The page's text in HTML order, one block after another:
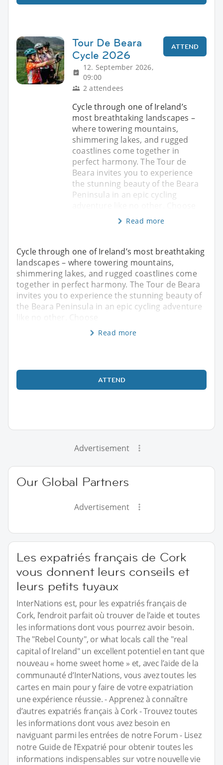
Tour De Beara
Cycle 2026
12. September 2026,
09:00
2 attendees
ATTEND
Cycle through one of Ireland’s
most breathtaking landscapes –
where towering mountains,
shimmering lakes, and rugged
coastlines come together in
perfect harmony. The Tour de
Beara invites you to experience
the stunning beauty of the Beara
Peninsula in an epic cycling
Read more
Cycle through one of Ireland’s most breathtaking
landscapes – where towering mountains,
shimmering lakes, and rugged coastlines come
together in perfect harmony. The Tour de Beara
invites you to experience the stunning beauty of
the Beara Peninsula in an epic cycling adventure
Read more
ATTEND
Advertisement
Our Global Partners
Advertisement
Les expatriés français de Cork
vous donnent leurs conseils et
leurs petits tuyaux
InterNations est, pour les expatriés français de
Cork, l’endroit parfait où trouver de l’aide et toutes
les informations dont vous pourrez avoir besoin.
The "Rebel County", or what locals call the "real
capital of Ireland" un excellent potentiel en tant que
nouveau « home sweet home » et, avec l’aide de la
communauté d’InterNations, vous avez toutes les
cartes en main pour y faire de votre expatriation
une expérience réussie. - Apprenez à connaître
d’autres expatriés français à Cork - Trouvez toutes
les informations dont vous avez besoin en
naviguant parmi les entrées de notre Forum - Lisez
notre Guide de l’Expatrié pour obtenir toutes les
informations indispensables sur votre nouvelle vie